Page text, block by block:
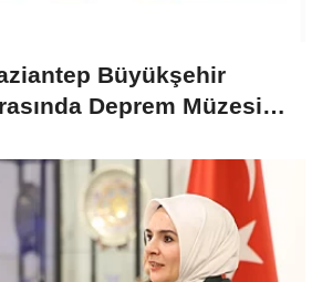
Büyükşehir
Deprem Müzesi